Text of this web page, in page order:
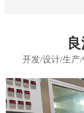
开发/设计/生产